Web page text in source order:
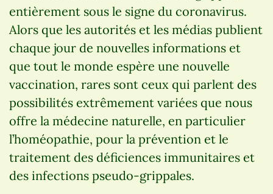
entièrement sous le signe du coronavirus.
Alors que les autorités et les médias publient
chaque jour de nouvelles informations et
que tout le monde espère une nouvelle
vaccination, rares sont ceux qui parlent des
possibilités extrêmement variées que nous
offre la médecine naturelle, en particulier
l’homéopathie, pour la prévention et le
traitement des déficiences immunitaires et
des infections pseudo-grippales.